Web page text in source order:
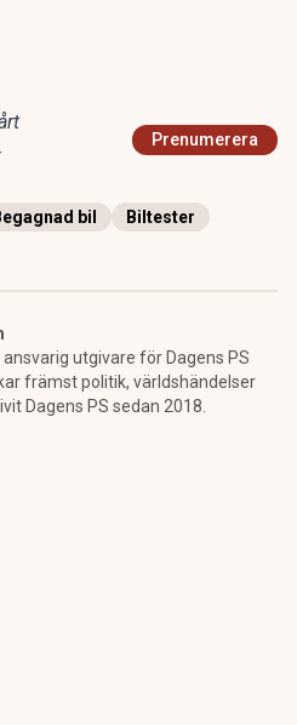
Prenumerera
bil
Biltester
utgivare för Dagens PS
främst politik, världshändelser
Dagens PS sedan 2018.